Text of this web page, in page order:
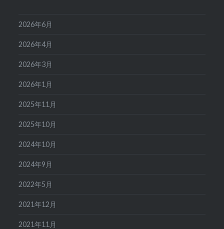
2026年6月
2026年4月
2026年3月
2026年1月
2025年11月
2025年10月
2024年10月
2024年9月
2022年5月
2021年12月
2021年11月